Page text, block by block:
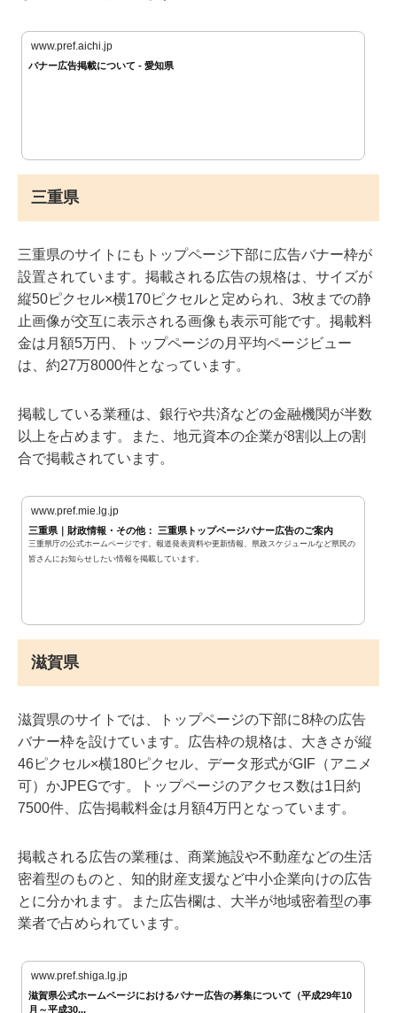
www.pref.aichi.jp
バナー広告掲載について - 愛知県
三重県
三重県のサイトにもトップページ下部に広告バナー枠が
設置されています。掲載される広告の規格は、サイズが
縦50ピクセル×横170ピクセルと定められ、3枚までの静
止画像が交互に表示される画像も表示可能です。掲載料
金は月額5万円、トップページの月平均ページビュー
は、約27万8000件となっています。
掲載している業種は、銀行や共済などの金融機関が半数
以上を占めます。また、地元資本の企業が8割以上の割
合で掲載されています。
www.pref.mie.lg.jp
三重県｜財政情報・その他： 三重県トップページバナー広告のご案内
三重県庁の公式ホームページです。報道発表資料や更新情報、県政スケジュールなど県民の
皆さんにお知らせしたい情報を掲載しています。
滋賀県
滋賀県のサイトでは、トップページの下部に8枠の広告
バナー枠を設けています。広告枠の規格は、大きさが縦
46ピクセル×横180ピクセル、データ形式がGIF（アニメ
可）かJPEGです。トップページのアクセス数は1日約
7500件、広告掲載料金は月額4万円となっています。
掲載される広告の業種は、商業施設や不動産などの生活
密着型のものと、知的財産支援など中小企業向けの広告
とに分かれます。また広告欄は、大半が地域密着型の事
業者で占められています。
www.pref.shiga.lg.jp
滋賀県公式ホームページにおけるバナー広告の募集について（平成29年10
月～平成30...